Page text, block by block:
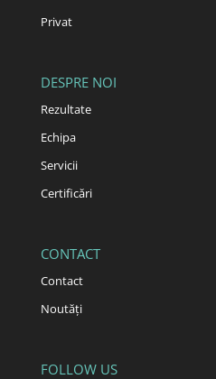
Privat
DESPRE NOI
Rezultate
Echipa
Servicii
Certificări
CONTACT
Contact
Noutăți
FOLLOW US